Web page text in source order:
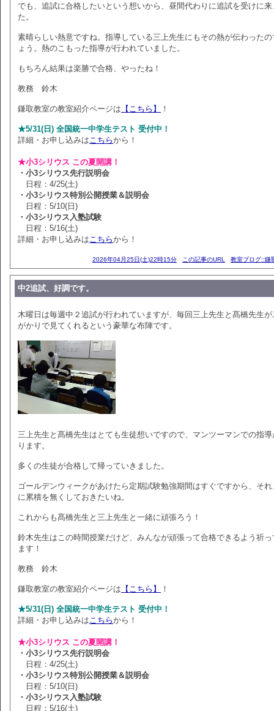
でも、追試に合格したいという想いから、昼間代わりに追試を受けに来
た。
素晴らしい熱意ですね。指導している三上先生にもその熱が伝わったの
ょう。熱のこもった指導が行われていました。
もちろん結果は楽勝で合格、やったね！
教務 鈴木
鎌取教室の教室紹介ページは 【こちら】 ！
★5/31(日) 全国統一中学生テスト 受付中！
詳細・お申し込みはこちらから！
★小3シリウス この夏開講！
・小3シリウス先行説明会
日程：4/25(土)
・小3シリウス特別公開授業＆説明会
日程：5/10(日)
・小3シリウス入塾試験
日程：5/16(土)
詳細・お申し込みはこちらから！
2026年04月25日(土)22時15分 この記事のURL 教室ブログ::鎌
中2追試、好調です。
木曜日は毎週中２追試が行われていますが、毎回三上先生と髙橋先生が
がかりで見てくれるという豪華な布陣です。
三上先生と髙橋先生はとても生徒想いですので、マンツーマンでの指導
ります。
多くの生徒が合格して帰っていきました。
ゴールデンウィークがあけたら定期試験勉強期間はすぐですから、それ
に累積を無くしておきたいね。
これからも髙橋先生と三上先生と一緒に頑張ろう！
鈴木先生はこの時間授業だけど、みんなが頑張って合格できるよう祈っ
ます！
教務 鈴木
鎌取教室の教室紹介ページは 【こちら】 ！
★5/31(日) 全国統一中学生テスト 受付中！
詳細・お申し込みはこちらから！
★小3シリウス この夏開講！
・小3シリウス先行説明会
日程：4/25(土)
・小3シリウス特別公開授業＆説明会
日程：5/10(日)
・小3シリウス入塾試験
日程：5/16(土)